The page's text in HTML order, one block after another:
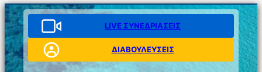
LIVE ΣΥΝΕΔΡΙΑΣΕΙΣ
ΔΙΑΒΟΥΛΕΥΣΕΙΣ